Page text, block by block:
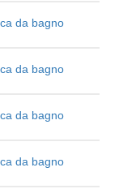
da bagno
da bagno
da bagno
da bagno